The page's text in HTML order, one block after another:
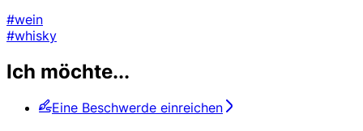
#wein
#whisky
Ich möchte...
Eine Beschwerde einreichen